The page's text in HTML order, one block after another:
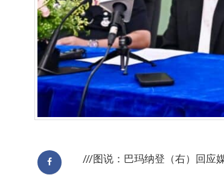
///图说：巴玛纳登（右）回应